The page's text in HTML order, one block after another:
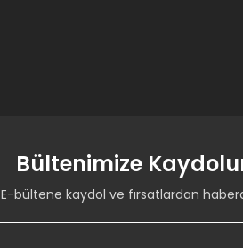
Bültenimize
E-bültene kaydol ve fırsatlardan